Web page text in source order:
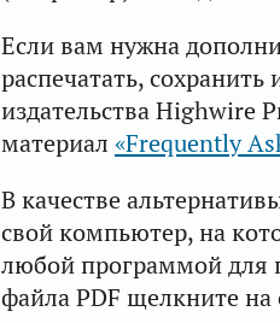
Если вам нужна
распечатать,
издательства Highwire
материал «Frequently
В качестве
свой компьютер, на
любой программой для
файла PDF щелкните